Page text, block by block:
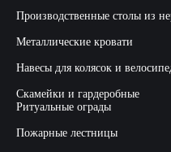
Производственные столы из
Металлические кровати
Навесы для колясок и
Скамейки и гардеробные
Ритуальные ограды
Пожарные лестницы